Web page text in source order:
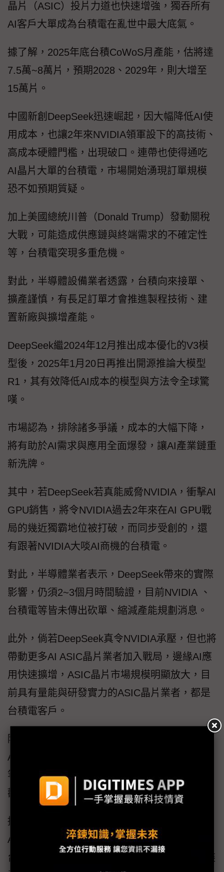
晶片（ASIC）投片力道也快速增強，獨吞所有
AI客戶大單成為台積電在亂世中最大底氣。
據了解，2025年底台積CoWoS月產能，估將達
7.5萬~8萬片，預期2028、2029年，則大增至
15萬片。
中國新創DeepSeek迅速崛起，因大幅降低AI使
用成本，也讓2年來NVIDIA領軍設下的高技術、
高成本硬體門檻，出現破口。連帶也使得通吃
AI晶片大單的台積電，市場開始湧現訂單規模
恐不如預期質疑。
加上美國總統川普（Donald Trump）發動關稅
大戰，可能造成供應鏈與終端需求的不確定性
等，台積電突現多重危機。
對此，半導體設備業者透露，台積向來接單、
擴產謹慎，有長足訂單才會推進製程技術、建
置新廠與擴增產能。
DeepSeek繼2024年12月推出成本優化的V3模
型後，2025年1月20日再推出開源推論大模型
R1，其有效降低AI成本的模型與方法令全球驚
嘆。
市場認為，排除諸多爭議，成本的大幅下降，
將有助於AI需求與應用全面爆發，讓AI產業鏈重
新洗牌。
其中，若DeepSeek若真能威脅NVIDIA，衝擊AI
GPU銷售，將令NVIDIA過去2年來在AI GPU戰
局的幾近獨霸地位被打破，而同步受創的，還
有跟著NVIDIA大啖AI商機的台積電。
對此，半導體業者表示，DeepSeek帶來的實際
影響，仍須2~3個月時間驗證，目前NVIDIA 、
台積電等皆未傳出砍單、縮減產能規劃消息。
此外，倘若DeepSeek真令NVIDIA承壓，但也將
帶動更多AI ASIC晶片業者加入戰局，邊緣AI應
用快速擴增，ASIC晶片市場規模明顯放大，目
前具有量能與研發實力的ASIC晶片業者，都是
台積電客戶。
除了Google、Meta、微軟（Microsoft）、
AWS、博通（Broadcom）、Marvell、聯發科
等多家大廠外，蘋果（Apple）訂單規模亦是可
觀。
據半導體業者透露，雖然DeepSeek、關稅戰與
AI晶片禁令等問題危機接踵而至，但NVIDIA、
台積電至今並未下修AI GPU與CoWoS先進封裝